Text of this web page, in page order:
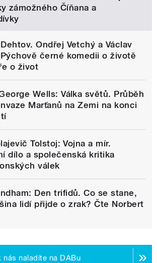
zámožného Číňana a
Ondřej Vetchý a Václav
černé komedii o životě
o život
Wells: Válka světů. Průběh
Marťanů na Zemi na konci
Tolstoj: Vojna a mír.
dílo a společenská kritika
válek
Den trifidů. Co se stane,
lidí přijde o zrak? Čte Norbert
nás naladíte na DABu